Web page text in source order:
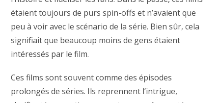
étaient toujours de purs spin-offs et n’avaient que
peu à voir avec le scénario de la série. Bien sûr, cela
signifiait que beaucoup moins de gens étaient
intéressés par le film.
Ces films sont souvent comme des épisodes
prolongés de séries. Ils reprennent l’intrigue,